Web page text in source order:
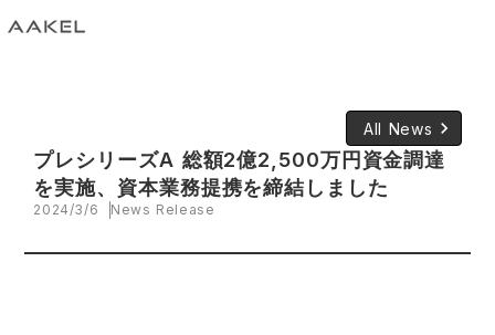
All News keyboard_arrow_right
プレシリーズA 総額2億2,500万円資金調達
を実施、資本業務提携を締結しました
2024/3/6 News Release